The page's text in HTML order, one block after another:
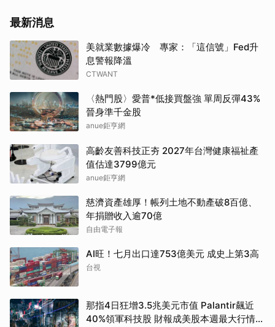
最新消息
美就業數據爆冷 專家：「這信號」Fed升
息警報降溫
CTWANT
〈熱門股〉愛普*低接買盤強 單周反彈43%
晉身準千金股
anue鉅亨網
高齡友善科技正夯 2027年台灣健康福祉產
值估達3799億元
anue鉅亨網
慈濟資產雄厚！帳列土地不動產破8百億、
年捐贈收入逾70億
自由電子報
AI旺！七月出口達753億美元 成史上第3高
台視
那指4日狂增3.5兆美元市值 Palantir飆近
40%領軍科技股 財報成美股本週最大行情推